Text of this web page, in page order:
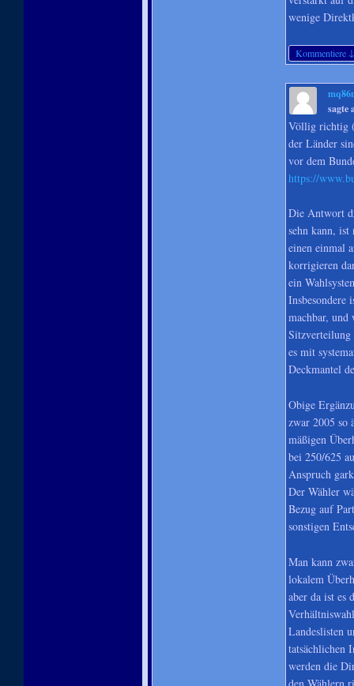
wenige
Kommentiere ↓
sagte
Völlig richtig
der Länder
vor dem
https://
Die Antwort
sehn kann,
einen einmal
korrigieren
ein
Insbesondere
machbar, und
Sitzverteilung
es mit
Deckmantel
Obige
zwar 2005 so
mäßigen
bei 250/625
Anspruch
Der Wähler
Bezug auf
sonstigen
Man kann
lokalem
aber da ist es
Landeslisten
tatsächlichen
werden die